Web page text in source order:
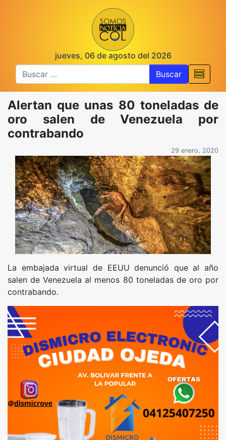
jueves, 06 de agosto del 2026
Buscar
Alertan que unas 80 toneladas de
oro salen de Venezuela por
contrabando
29 enero, 2020
La embajada virtual de EEUU denunció que al año
salen de Venezuela al menos 80 toneladas de oro por
contrabando.